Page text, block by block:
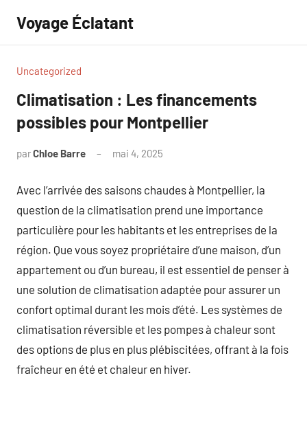
contenu
Voyage Éclatant
Uncategorized
Climatisation : Les financements
possibles pour Montpellier
parChloe Barre mai 4, 2025
Avec l’arrivée des saisons chaudes à Montpellier, la
question de la climatisation prend une importance
particulière pour les habitants et les entreprises de la
région. Que vous soyez propriétaire d’une maison, d’un
appartement ou d’un bureau, il est essentiel de penser à
une solution de climatisation adaptée pour assurer un
confort optimal durant les mois d’été. Les systèmes de
climatisation réversible et les pompes à chaleur sont
des options de plus en plus plébiscitées, offrant à la fois
fraîcheur en été et chaleur en hiver.